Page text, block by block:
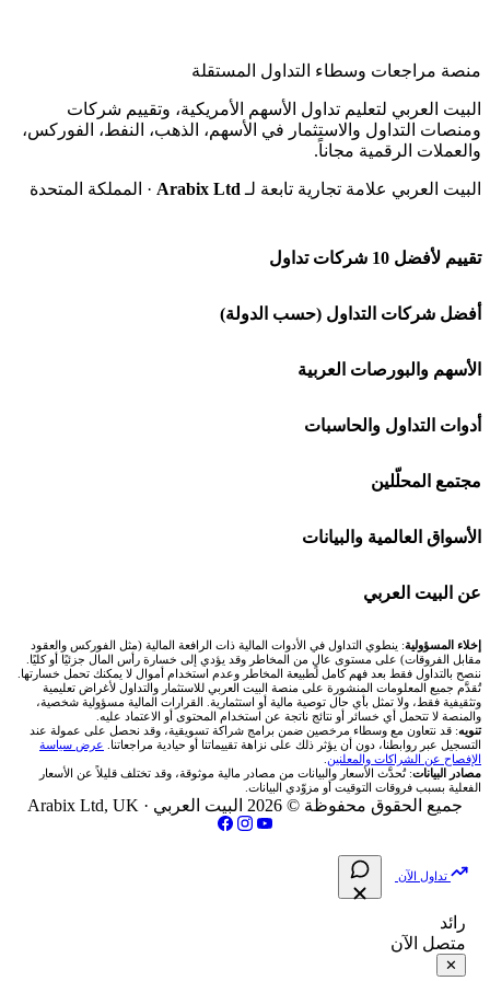
منصة مراجعات وسطاء التداول المستقلة
البيت العربي لتعليم تداول الأسهم الأمريكية، وتقييم شركات
ومنصات التداول والاستثمار في الأسهم، الذهب، النفط، الفوركس،
والعملات الرقمية مجاناً.
البيت العربي علامة تجارية تابعة لـ Arabix Ltd · المملكة المتحدة
تقييم لأفضل 10 شركات تداول
شركة Capital.com
افاتريد AvaTrade
اكسنس Exness
منصة بينانس
اكس تي بي XTB
انتراكتيف بروكرز IBKR
أفضل شركات التداول (حسب الدولة)
شركات تداول في السعودية
شركات تداول في الإمارات
شركات تداول في الكويت
شركات تداول في قطر
شركات تداول في الأردن
شركات تداول في العراق
شركات تداول في فلسطين
الأسهم والبورصات العربية
🌍 كل البورصات العربية
🇸🇦 السوق السعودية
🇦🇪 أسواق الإمارات
🇪🇬 البورصة المصرية
🇶🇦 بورصة قطر
🇯🇴 بورصة عمّان
🇧🇭 بورصة البحرين
فلتر الأسهم الشرعي
أدوات التداول والحاسبات
🕌 حاسبة الزكاة
💱 محول العملات
🧮 حاسبة حجم اللوت
📊 حاسبة قيمة النقطة
💰 حاسبة ربح الفوركس
📌 حاسبة النقاط المحورية
📏 حاسبة حجم المركز
📈 حاسبة عائد التداول
📊 حاسبة الربح التراكمي
مجتمع المحلّلين
🧱 حائط المجتمع
🏆 لوحة المحلّلين
✍️ اكتب تحليلك
الأسواق العالمية والبيانات
🌐 المؤشرات العالمية
🥇 سعر الذهب اليوم
🥇 أسعار الذهب والمعادن
💱 أسعار العملات والفوركس
💵 سعر الريال السعودي في مصر
📅 المؤشرات الاقتصادية
عن البيت العربي
من نحن
تواصل معنا
فريق المؤلفين
مقالات تعليمية
سياسة تقييم الشركات
الإبلاغ عن شركة نصابة
إخلاء المسؤولية: ينطوي التداول في الأدوات المالية ذات الرافعة المالية (مثل الفوركس والعقود
مقابل الفروقات) على مستوى عالٍ من المخاطر وقد يؤدي إلى خسارة رأس المال جزئيًا أو كليًا.
ننصح بالتداول فقط بعد فهم كامل لطبيعة المخاطر وعدم استخدام أموال لا يمكنك تحمل خسارتها.
تُقدَّم جميع المعلومات المنشورة على منصة البيت العربي للاستثمار والتداول لأغراض تعليمية
وتثقيفية فقط، ولا تمثل بأي حال توصية مالية أو استثمارية. القرارات المالية مسؤولية شخصية،
والمنصة لا تتحمل أي خسائر أو نتائج ناتجة عن استخدام المحتوى أو الاعتماد عليه.
تنويه: قد نتعاون مع وسطاء مرخصين ضمن برامج شراكة تسويقية، وقد نحصل على عمولة عند
التسجيل عبر روابطنا، دون أن يؤثر ذلك على نزاهة تقييماتنا أو حيادية مراجعاتنا. عرض سياسة
الإفصاح عن الشراكات والمعلنين
مصادر البيانات: تُحدَّث الأسعار والبيانات من مصادر مالية موثوقة، وقد تختلف قليلاً عن الأسعار
الفعلية بسبب فروقات التوقيت أو مزوّدي البيانات.
جميع الحقوق محفوظة © 2026 البيت العربي · Arabix Ltd, UK
تداول الآن
رائد
متصل الآن
✕